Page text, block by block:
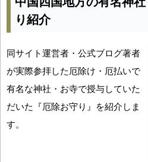
り紹介
同サイト運営者・公式ブログ著者
が実際参拝した厄除け・厄払いで
有名な神社・お寺で授与していた
だいた『厄除お守り』を紹介しま
す。